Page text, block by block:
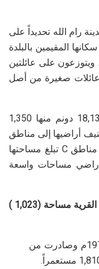
رام الله تحديداً على
سكانها المقيمين بالبلدة
قرابة 2464 نسمة حتى عام 2017م، ويتوزعون على عائلتين
عائلات صغيرة من أصل
تبلغ المساحة الإجمالية لبلدة ترمسعيا 18,139 دونم منها 1,350
أراضيها إلى مناطق
B والبالغة مساحتها (11,218) دونماً بينما مناطق C تبلغ مساحتها
أراضي مساحات واسعة
نهبت المستعمرات الإسرائيلية من أراضي القرية مساحة (1,023 )
مستعمرة “شيلو”: والتي تأسست عام 1978م وصادرت من